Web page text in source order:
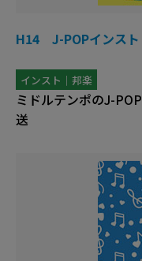
H14 J-POPインス
インスト｜邦楽
ミドルテンポのJ-
送